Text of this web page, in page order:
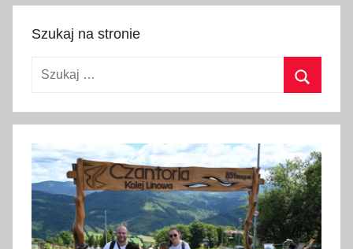
m
a
2
1
6
Szukaj na stronie
Szukaj: